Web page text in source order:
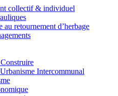
collectif & individuel
au retournement d’herbage
Intercommunal